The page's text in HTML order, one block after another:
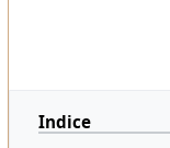
Indice